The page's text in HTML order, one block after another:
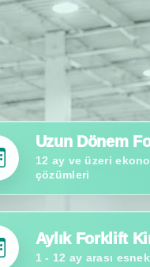
SIPARIŞ TOPLAMA /
Sipariş Toplayıcı JX0
Raf arası ürün toplama
Uzun Dönem
12 ay ve üzeri
çözümleri
Aylık Forklift
1 - 12 ay arası